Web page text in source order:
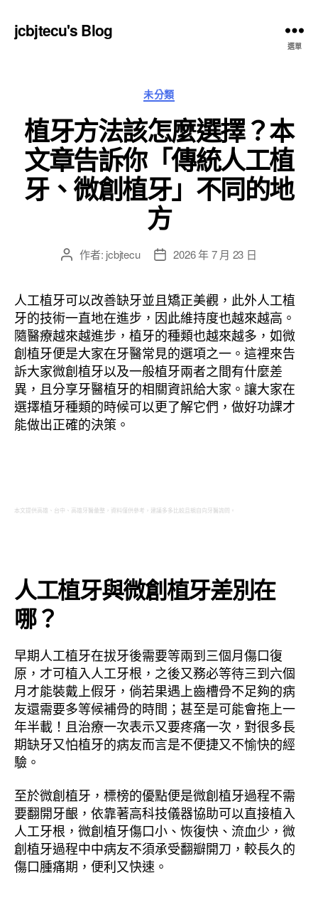
jcbjtecu's Blog
選單
分
類
未分類
植牙方法該怎麼選擇？本
文章告訴你「傳統人工植
牙、微創植牙」不同的地
方
文
者
作者: jcbjtecu
文
佈
日
期
2026 年 7 月 23 日
人工植牙可以改善缺牙並且矯正美觀，此外人工植
牙的技術一直地在進步，因此維持度也越來越高。
隨醫療越來越進步，植牙的種類也越來越多，如微
創植牙便是大家在牙醫常見的選項之一。這裡來告
訴大家微創植牙以及一般植牙兩者之間有什麼差
異，且分享牙醫植牙的相關資訊給大家。讓大家在
選擇植牙種類的時候可以更了解它們，做好功課才
能做出正確的決策。
本文提供高雄、台中、高雄牙醫彙整，資料僅供參考，建議多多比較且親自向牙醫詢問。
人工植牙與微創植牙差別在
哪？
早期人工植牙在拔牙後需要等兩到三個月傷口復
原，才可植入人工牙根，之後又務必等待三到六個
月才能裝戴上假牙，倘若果遇上齒槽骨不足夠的病
友還需要多等候補骨的時間；甚至是可能會拖上一
年半載！且治療一次表示又要疼痛一次，對很多長
期缺牙又怕植牙的病友而言是不便捷又不愉快的經
驗。
至於微創植牙，標榜的優點便是微創植牙過程不需
要翻開牙齦，依靠著高科技儀器協助可以直接植入
人工牙根，微創植牙傷口小、恢復快、流血少，微
創植牙過程中中病友不須承受翻瓣開刀，較長久的
傷口腫痛期，便利又快速。